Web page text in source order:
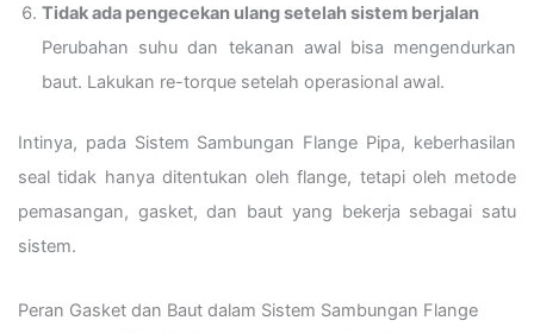
Tidak ada pengecekan ulang setelah sistem berjalan
Perubahan suhu dan tekanan awal bisa mengendurkan
baut. Lakukan re-torque setelah operasional awal.
Intinya, pada Sistem Sambungan Flange Pipa, keberhasilan
seal tidak hanya ditentukan oleh flange, tetapi oleh metode
pemasangan, gasket, dan baut yang bekerja sebagai satu
sistem.
Peran Gasket dan Baut dalam Sistem Sambungan Flange